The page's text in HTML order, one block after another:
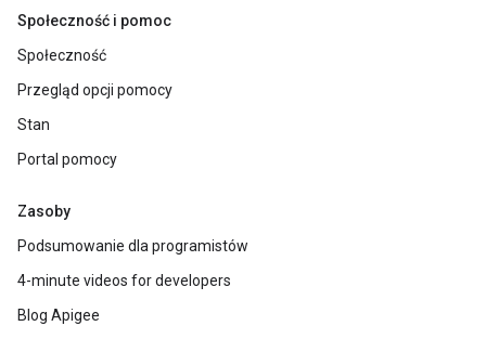
Społeczność i pomoc
Społeczność
Przegląd opcji pomocy
Stan
Portal pomocy
Zasoby
Podsumowanie dla programistów
4-minute videos for developers
Blog Apigee